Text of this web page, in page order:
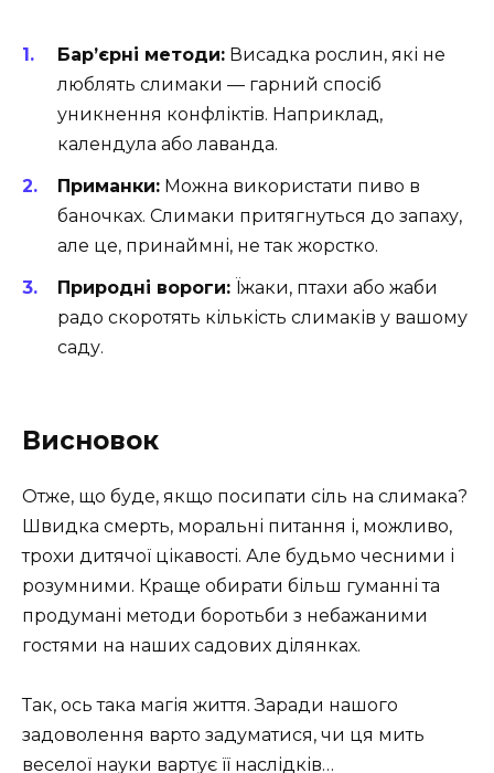
Бар’єрні методи: Висадка рослин, які не
люблять слимаки — гарний спосіб
уникнення конфліктів. Наприклад,
календула або лаванда.
Приманки: Можна використати пиво в
баночках. Слимаки притягнуться до запаху,
але це, принаймні, не так жорстко.
Природні вороги: Їжаки, птахи або жаби
радо скоротять кількість слимаків у вашому
саду.
Висновок
Отже, що буде, якщо посипати сіль на слимака?
Швидка смерть, моральні питання і, можливо,
трохи дитячої цікавості. Але будьмо чесними і
розумними. Краще обирати більш гуманні та
продумані методи боротьби з небажаними
гостями на наших садових ділянках.
Так, ось така магія життя. Заради нашого
задоволення варто задуматися, чи ця мить
веселої науки вартує її наслідків…